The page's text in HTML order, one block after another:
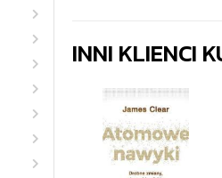
INNI KLIENCI